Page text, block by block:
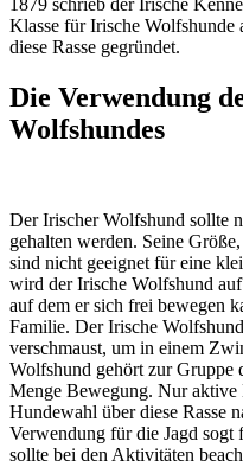
1879 schrieb der Irische
Klasse für Irische
diese Rasse gegründet.
Die Verwendung
Wolfshundes
Der Irischer Wolfshund sollte
gehalten werden. Seine
sind nicht geeignet für eine
wird der Irische Wolfshund
auf dem er sich frei bewegen
Familie. Der Irische
verschmaust, um in einem
Wolfshund gehört zur Gruppe
Menge Bewegung. Nur aktive
Hundewahl über diese Rasse
Verwendung für die Jagd sogt
sollte bei den Aktivitäten